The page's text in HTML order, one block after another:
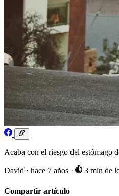
Acaba con el riesgo del estómago
David · hace 7 años · 3 min de
Compartir artículo